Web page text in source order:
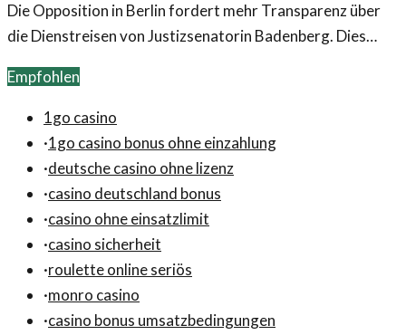
Die Opposition in Berlin fordert mehr Transparenz über
die Dienstreisen von Justizsenatorin Badenberg. Dies
Rechenschaftspflicht auf.
Empfohlen
1go casino
·1go casino bonus ohne einzahlung
·deutsche casino ohne lizenz
·casino deutschland bonus
·casino ohne einsatzlimit
·casino sicherheit
·roulette online seriös
·monro casino
·casino bonus umsatzbedingungen